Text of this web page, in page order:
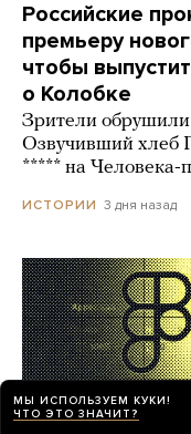
Российские
премьеру
чтобы
о Колобке
Зрители
Озвучивший хлеб
***** на Человека-
ИСТОРИИ 3 дня назад
МЫ ИСПОЛЬЗУЕМ КУКИ!
ЧТО ЭТО ЗНАЧИТ?